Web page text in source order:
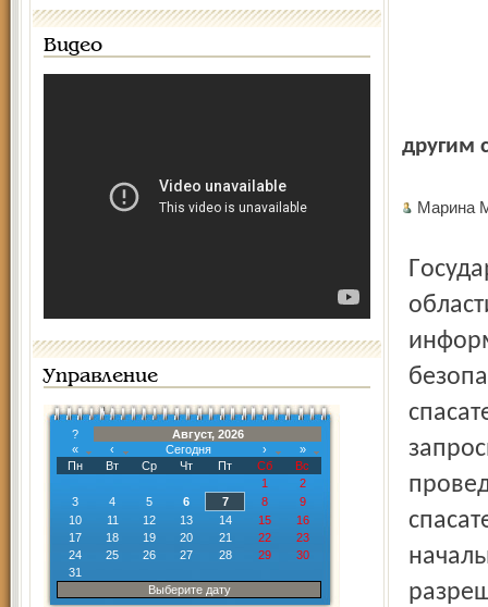
Видео
Управление
?
Август, 2026
«
‹ Сегодня ›
»
Пн
Вт Ср Чт Пт Сб
Вс
1
2
3
4 5 6 7 8
9
10
11 12 13 14 15
16
17
18 19 20 21 22
23
24
25 26 27 28 29
30
31
Выберите дату
другим
Марина
Государственная инспекция по труду в Ярославской